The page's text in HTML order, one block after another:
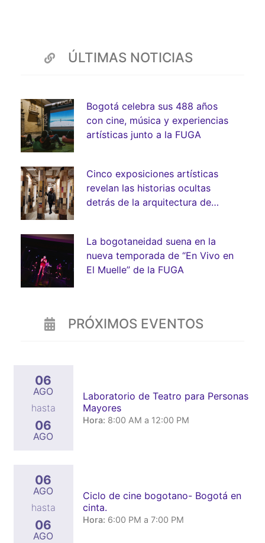
ÚLTIMAS NOTICIAS
Bogotá celebra sus 488 años
con cine, música y experiencias
artísticas junto a la FUGA
Cinco exposiciones artísticas
revelan las historias ocultas
detrás de la arquitectura de
La bogotaneidad suena en la
nueva temporada de “En Vivo en
El Muelle” de la FUGA
PRÓXIMOS EVENTOS
06
AGO
hasta
06
AGO
Laboratorio de Teatro para Personas
Mayores
Hora: 8:00 AM a 12:00 PM
06
AGO
hasta
06
AGO
Ciclo de cine bogotano- Bogotá en
cinta.
Hora: 6:00 PM a 7:00 PM